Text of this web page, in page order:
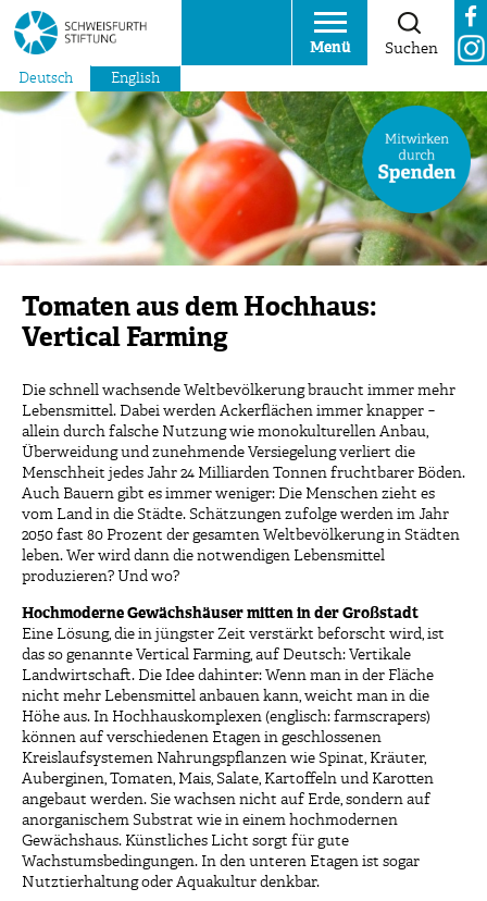
Menü Suchen
Deutsch English
Tomaten aus dem Hochhaus:
Vertical Farming
Die schnell wachsende Weltbevölkerung braucht immer mehr
Lebensmittel. Dabei werden Ackerflächen immer knapper −
allein durch falsche Nutzung wie monokulturellen Anbau,
Überweidung und zunehmende Versiegelung verliert die
Menschheit jedes Jahr 24 Milliarden Tonnen fruchtbarer Böden.
Auch Bauern gibt es immer weniger: Die Menschen zieht es
vom Land in die Städte. Schätzungen zufolge werden im Jahr
2050 fast 80 Prozent der gesamten Weltbevölkerung in Städten
leben. Wer wird dann die notwendigen Lebensmittel
produzieren? Und wo?
Hochmoderne Gewächshäuser mitten in der Großstadt
Eine Lösung, die in jüngster Zeit verstärkt beforscht wird, ist
das so genannte Vertical Farming, auf Deutsch: Vertikale
Landwirtschaft. Die Idee dahinter: Wenn man in der Fläche
nicht mehr Lebensmittel anbauen kann, weicht man in die
Höhe aus. In Hochhauskomplexen (englisch: farmscrapers)
können auf verschiedenen Etagen in geschlossenen
Kreislaufsystemen Nahrungspflanzen wie Spinat, Kräuter,
Auberginen, Tomaten, Mais, Salate, Kartoffeln und Karotten
angebaut werden. Sie wachsen nicht auf Erde, sondern auf
anorganischem Substrat wie in einem hochmodernen
Gewächshaus. Künstliches Licht sorgt für gute
Wachstumsbedingungen. In den unteren Etagen ist sogar
Nutztierhaltung oder Aquakultur denkbar.